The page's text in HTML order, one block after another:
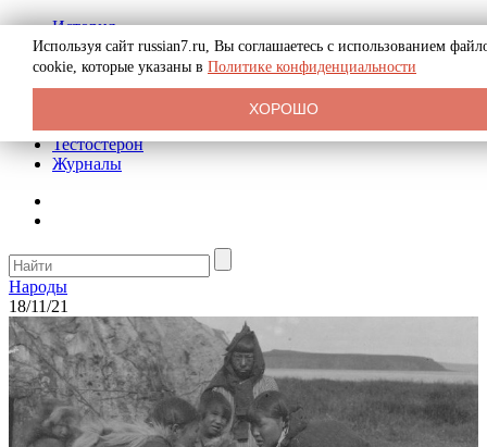
История
Биография
Криминал
Реклама на сайте
Тестостерон
Журналы
Народы
18/11/21
Используя сайт russian7.ru, Вы соглашаетесь с использованием
cookie, которые указаны в Политике конфиденциальности
ХОРОШО